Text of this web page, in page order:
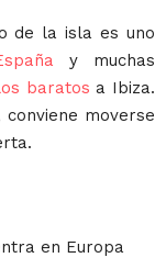
de la isla es uno
y muchas
baratos a Ibiza.
moverse
en Europa